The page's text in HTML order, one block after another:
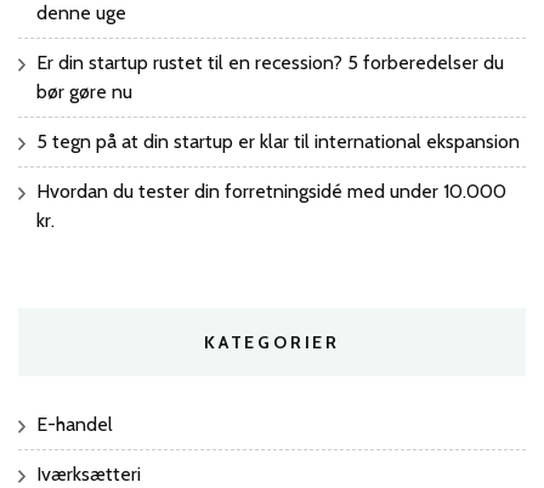
denne uge
Er din startup rustet til en recession? 5 forberedelser du
bør gøre nu
5 tegn på at din startup er klar til international ekspansion
Hvordan du tester din forretningsidé med under 10.000
kr.
KATEGORIER
E-handel
Iværksætteri